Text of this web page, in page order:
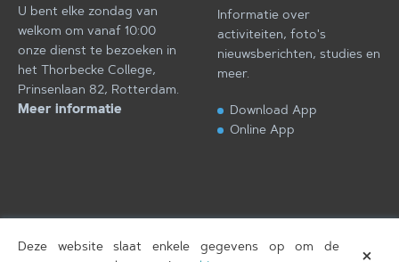
U bent elke zondag van
welkom om vanaf 10:00
onze dienst te bezoeken in
het Thorbecke College,
Prinsenlaan 82, Rotterdam.
Meer informatie
Informatie over
activiteiten, foto's
nieuwsberichten, studies en
meer.
Download App
Online App
Copyright © 2026Eben-Haëzer, gebouwd door
Deze website slaat enkele gegevens op om de
×